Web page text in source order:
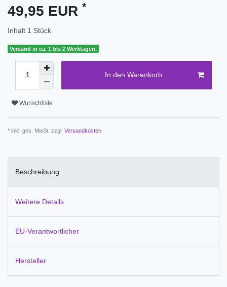
49,95 EUR *
Inhalt 1 Stück
Versand in ca. 1 bis 2 Werktagen.
In den Warenkorb
Wunschliste
* inkl. ges. MwSt. zzgl. Versandkosten
Beschreibung
Weitere Details
EU-Verantwortlicher
Hersteller